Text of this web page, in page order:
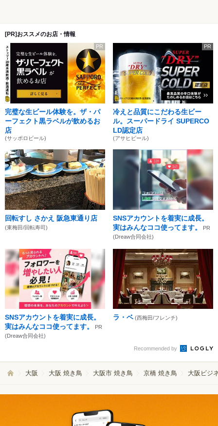
[PR]おススメのお店・情報
PR
完璧な生ビール体験を。ザ・パ
ーフェクト黒ラベルが飲めるお
店
(サッポロビール)
PR
冷えと品質にこだわる生ビー
ル。スーパードライ SUPERCO
LD認定店
(アサヒビール)
回転すし さかえ 阪急東通り店
(東梅田/回転寿司)
SNSアカウントを着実に成長。
実はみんなココ使ってます。
PR
(Dreaw合同会社)
SNSアカウントを着実に成長。
実はみんなココ使ってます。
PR
(Dreaw合同会社)
ラ・ベ (西梅田/フレンチ)
Recommended by
大阪 大阪 焼き鳥 大阪市 焼き鳥 京橋 焼き鳥 大阪ビジ